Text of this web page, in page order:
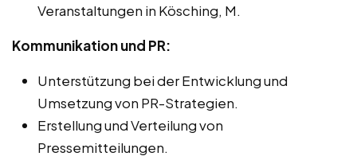
Veranstaltungen in Kösching, M.
Kommunikation und PR:
Unterstützung bei der Entwicklung und
Umsetzung von PR-Strategien.
Erstellung und Verteilung von
Pressemitteilungen.